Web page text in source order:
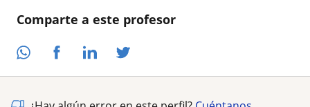
Comparte a este profesor